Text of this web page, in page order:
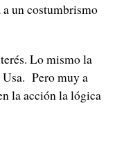
un costumbrismo
Lo mismo la
Pero muy a
la acción la lógica